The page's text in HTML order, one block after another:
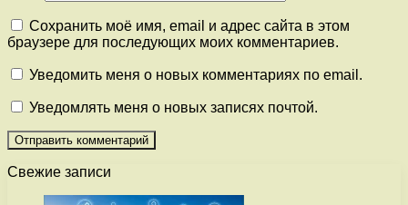
Сохранить моё имя, email и адрес сайта в этом
браузере для последующих моих комментариев.
Уведомить меня о новых комментариях по email.
Уведомлять меня о новых записях почтой.
Свежие записи